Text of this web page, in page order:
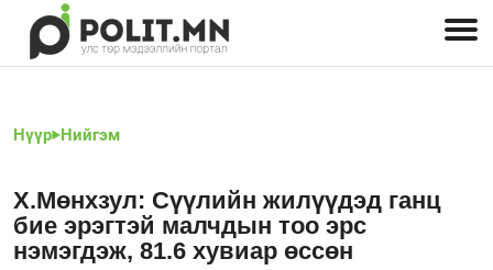
Нүүр Нийгэм
Х.Мөнхзул: Сүүлийн жилүүдэд ганц
бие эрэгтэй малчдын тоо эрс
нэмэгдэж, 81.6 хувиар өссөн